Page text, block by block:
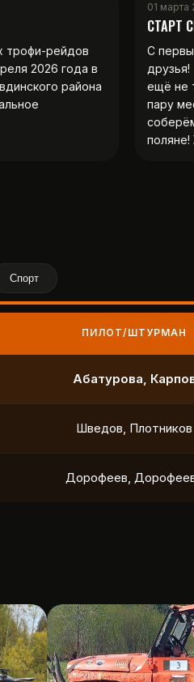
трофи-рейдов
2026 года в
района
01 марта
СТАРТ
С
друзья!
ещё не
пару
Спорт
ПИЛОТ/ШТУРМАН
Маслов, Ходько
Чистяков, Петухов
Охотников, Фердман